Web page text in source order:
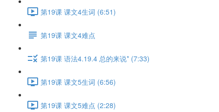
第19课 课文4生词 (6:51)
第19课 课文4难点
第19课 语法4.19.4 总的来说* (7:33)
第19课 课文5生词 (6:56)
第19课 课文5难点 (2:28)